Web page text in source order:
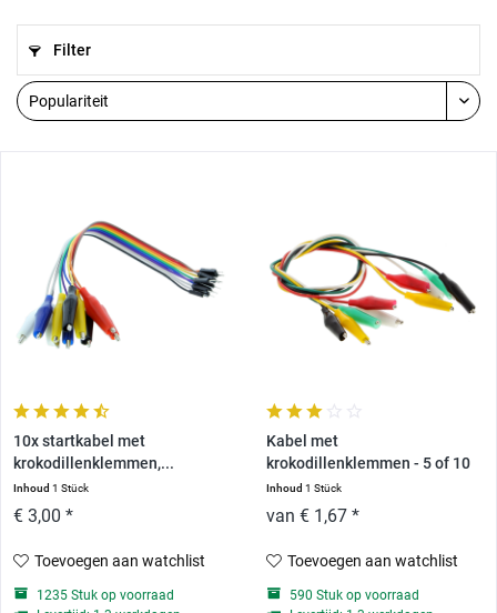
Filter
10x startkabel met
krokodillenklemmen,...
Inhoud1 Stück
€ 3,00 *
Toevoegen aan watchlist
1235 Stuk op voorraad
Kabel met
krokodillenklemmen - 5 of 10
stuks
Inhoud 1 Stück
van € 1,67 *
Toevoegen aan watchlist
590 Stuk op voorraad